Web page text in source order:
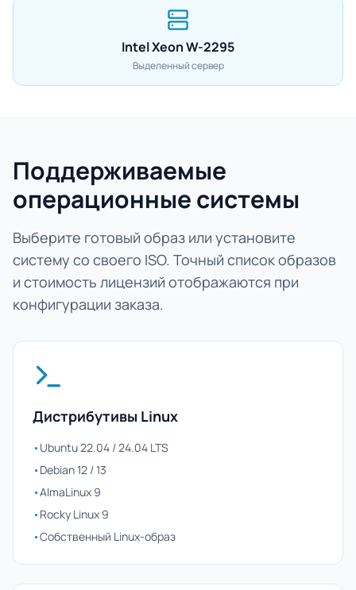
Intel Xeon W-2295
Выделенный сервер
Поддерживаемые
операционные системы
Выберите готовый образ или установите
систему со своего ISO. Точный список образов
и стоимость лицензий отображаются при
конфигурации заказа.
Дистрибутивы Linux
•Ubuntu 22.04 / 24.04 LTS
•Debian 12 / 13
•AlmaLinux 9
•Rocky Linux 9
•Собственный Linux-образ